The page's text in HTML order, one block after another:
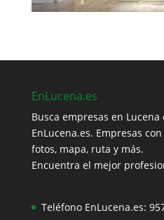
EnLucena.es
Busca empresas en
EnLucena.es. Empresas
fotos, mapa, ruta y más.
Encuentra el mejor
Teléfono EnLucena.es: